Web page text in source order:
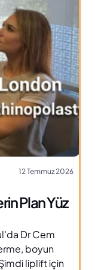
12 Temmuz 2026
Plan Yüz
Dr Cem
boyun
liplift için